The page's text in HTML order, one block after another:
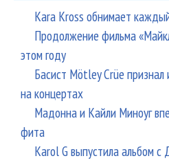
Kara Kross обнимает
Продолжение фильма
этом году
Басист Mötley Crüe признал
на концертах
Мадонна и Кайли Миноуг
фита
Karol G выпустила альбом с